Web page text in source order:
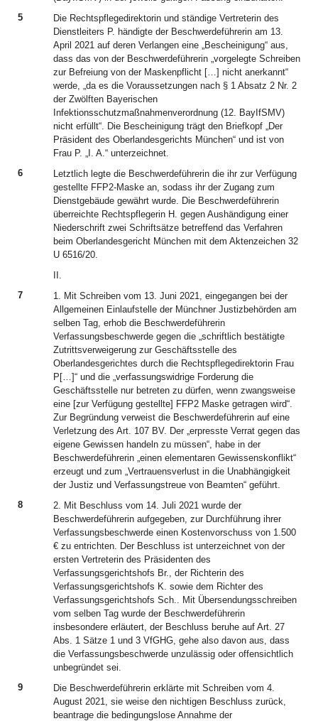
5
Die Rechtspflegedirektorin und ständige Vertreterin des
Dienstleiters P. händigte der Beschwerdeführerin am 13.
April 2021 auf deren Verlangen eine „Bescheinigung“ aus,
dass das von der Beschwerdeführerin „vorgelegte Schreiben
zur Befreiung von der Maskenpflicht […] nicht anerkannt“
werde, „da es die Voraussetzungen nach § 1 Absatz 2 Nr. 2
der Zwölften Bayerischen
Infektionsschutzmaßnahmenverordnung (12. BayIfSMV)
nicht erfüllt“. Die Bescheinigung trägt den Briefkopf „Der
Präsident des Oberlandesgerichts München“ und ist von
Frau P. „I. A.“ unterzeichnet.
6
Letztlich legte die Beschwerdeführerin die ihr zur Verfügung
gestellte FFP2-Maske an, sodass ihr der Zugang zum
Dienstgebäude gewährt wurde. Die Beschwerdeführerin
überreichte Rechtspflegerin H. gegen Aushändigung einer
Niederschrift zwei Schriftsätze betreffend das Verfahren
beim Oberlandesgericht München mit dem Aktenzeichen 32
U 6516/20.
II.
7
1. Mit Schreiben vom 13. Juni 2021, eingegangen bei der
Allgemeinen Einlaufstelle der Münchner Justizbehörden am
selben Tag, erhob die Beschwerdeführerin
Verfassungsbeschwerde gegen die „schriftlich bestätigte
Zutrittsverweigerung zur Geschäftsstelle des
Oberlandesgerichtes durch die Rechtspflegedirektorin Frau
P[…]“ und die „verfassungswidrige Forderung die
Geschäftsstelle nur betreten zu dürfen, wenn zwangsweise
eine [zur Verfügung gestellte] FFP2 Maske getragen wird“.
Zur Begründung verweist die Beschwerdeführerin auf eine
Verletzung des Art. 107 BV. Der „erpresste Verrat gegen das
eigene Gewissen handeln zu müssen“, habe in der
Beschwerdeführerin „einen elementaren Gewissenskonflikt“
erzeugt und zum „Vertrauensverlust in die Unabhängigkeit
der Justiz und Verfassungstreue von Beamten“ geführt.
8
2. Mit Beschluss vom 14. Juli 2021 wurde der
Beschwerdeführerin aufgegeben, zur Durchführung ihrer
Verfassungsbeschwerde einen Kostenvorschuss von 1.500
€ zu entrichten. Der Beschluss ist unterzeichnet von der
ersten Vertreterin des Präsidenten des
Verfassungsgerichtshofs Br., der Richterin des
Verfassungsgerichtshofs K. sowie dem Richter des
Verfassungsgerichtshofs Sch.. Mit Übersendungsschreiben
vom selben Tag wurde der Beschwerdeführerin
insbesondere erläutert, der Beschluss beruhe auf Art. 27
Abs. 1 Sätze 1 und 3 VfGHG, gehe also davon aus, dass
die Verfassungsbeschwerde unzulässig oder offensichtlich
unbegründet sei.
9
Die Beschwerdeführerin erklärte mit Schreiben vom 4.
August 2021, sie weise den nichtigen Beschluss zurück,
beantrage die bedingungslose Annahme der